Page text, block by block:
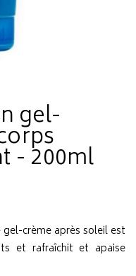
gel-
- 200ml
crème après soleil est
et rafraîchit et apaise